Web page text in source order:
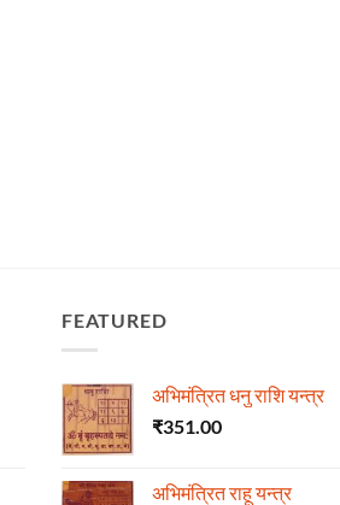
FEATURED
अभिमंत्रित धनु राशि यन्त्र
₹351.00
अभिमंत्रित राहू यन्त्र